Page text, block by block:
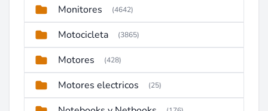
Monitores (4642)
Motocicleta (3865)
Motores (428)
Motores electricos (25)